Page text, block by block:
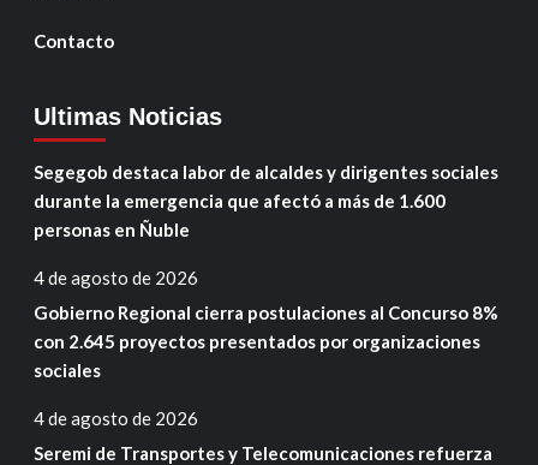
Contacto
Ultimas Noticias
Segegob destaca labor de alcaldes y dirigentes sociales
durante la emergencia que afectó a más de 1.600
personas en Ñuble
4 de agosto de 2026
Gobierno Regional cierra postulaciones al Concurso 8%
con 2.645 proyectos presentados por organizaciones
sociales
4 de agosto de 2026
Seremi de Transportes y Telecomunicaciones refuerza